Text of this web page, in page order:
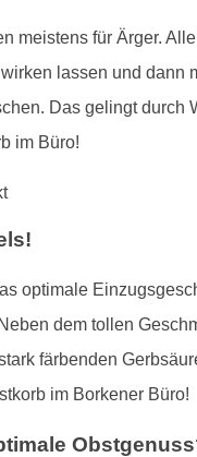
meistens für Ärger.
lassen und
Das gelingt
im Büro!
optimale
dem tollen
färbenden
im Borkener Büro!